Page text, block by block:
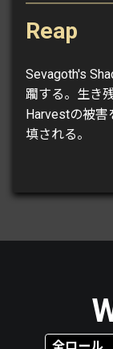
Reap
Sevagoth's
躙する。生き
Harvestの被
填される。